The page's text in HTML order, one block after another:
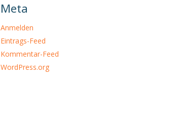
Meta
Anmelden
Eintrags-Feed
Kommentar-Feed
WordPress.org